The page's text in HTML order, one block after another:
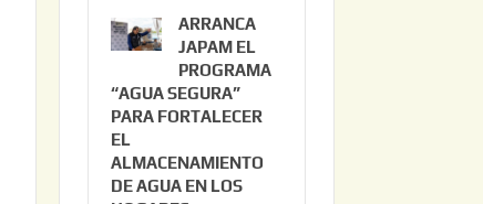
2
0
2
6
l
i
o
2
ARRANCA
JAPAM EL
PROGRAMA
“AGUA SEGURA”
PARA FORTALECER
EL
ALMACENAMIENTO
DE AGUA EN LOS